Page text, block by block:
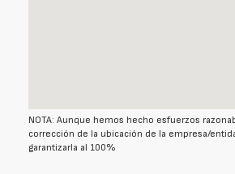
NOTA: Aunque hemos hecho esfuerzos
corrección de la ubicación de la empresa/
garantizarla al 100%